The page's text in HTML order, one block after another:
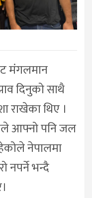
मंगलमान
दिनुको साथै
राखेका थिए ।
आफ्नो पनि जल
नेपालमा
नपर्ने भन्दै